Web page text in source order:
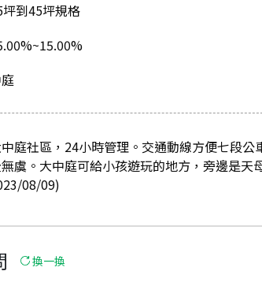
到45坪規格
庭社區，24小時管理。交通動線方便七段
虞。大中庭可給小孩遊玩的地方，旁邊是天
08/09)
換一換